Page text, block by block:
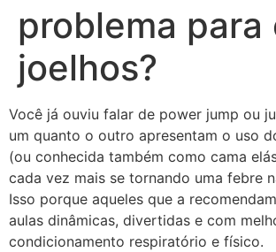
problema para
joelhos?
Você já ouviu falar de power jump ou
um quanto o outro apresentam o uso
(ou conhecida também como cama
cada vez mais se tornando uma febre
Isso porque aqueles que a
aulas dinâmicas, divertidas e com
condicionamento respiratório e físico.